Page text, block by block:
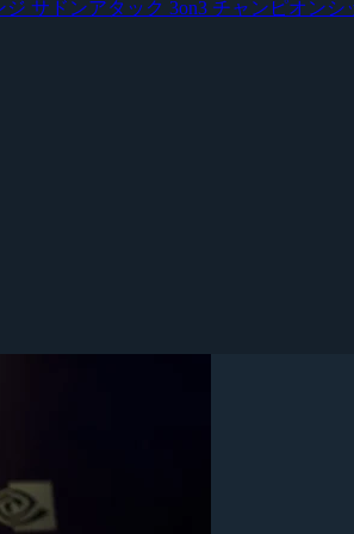
ジ サドンアタック 3on3 チャンピオンシ